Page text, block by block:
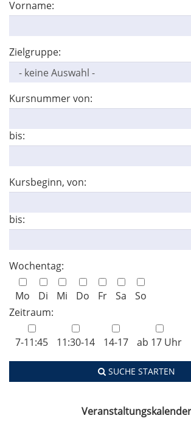
Vorname:
Zielgruppe:
Kursnummer von:
bis:
Kursbeginn, von:
bis:
Wochentag:
Mo Di Mi Do Fr Sa
So
Zeitraum:
7-11:45 11:30-14 14-17 ab 17 Uhr
SUCHE STARTEN
Veranstaltungskalender